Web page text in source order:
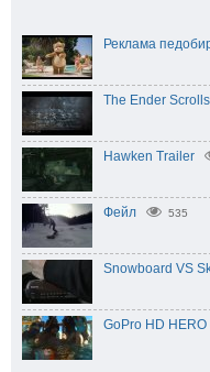
Реклама
The Ender
Hawken Trailer
Фейл 535
Snowboard VS
GoPro HD